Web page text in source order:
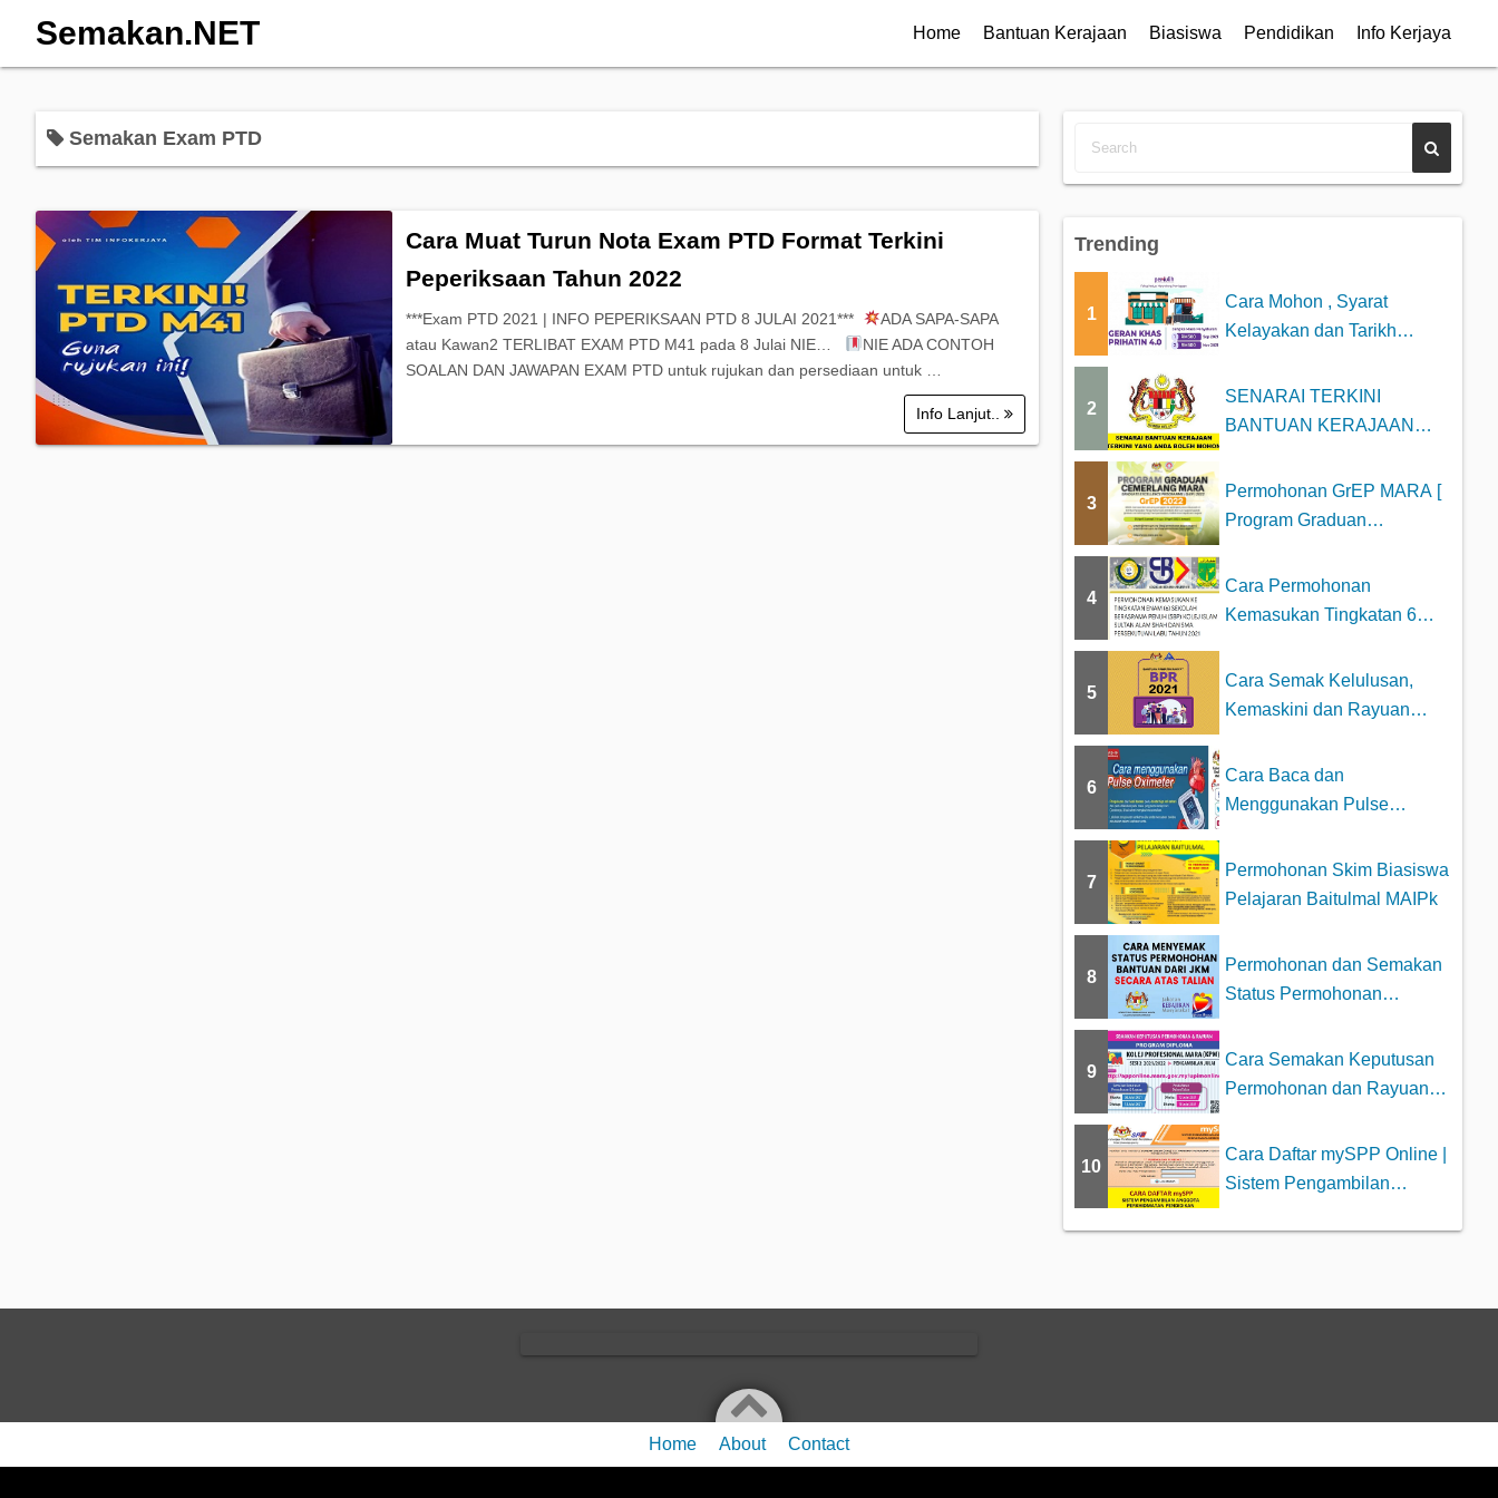
Semakan.NET Home Bantuan Kerajaan Biasiswa Pendidikan Info Kerjaya
Semakan Exam PTD
Cara Muat Turun Nota Exam PTD Format Terkini
Peperiksaan Tahun 2022
***Exam PTD 2021 | INFO PEPERIKSAAN PTD 8 JULAI 2021***
ADA SAPA-SAPA
atau Kawan2 TERLIBAT EXAM PTD M41 pada 8 Julai NIE…
NIE ADA CONTOH
SOALAN DAN JAWAPAN EXAM PTD untuk rujukan dan persediaan untuk …
Info Lanjut..
Trending
1
Cara Mohon , Syarat
Kelayakan dan Tarikh
2
SENARAI TERKINI
BANTUAN KERAJAAN
MOHON
3
Permohonan GrEP MARA [
Program Graduan
4
Cara Permohonan
Kemasukan Tingkatan 6
Penuh...
5
Cara Semak Kelulusan,
Kemaskini dan Rayuan
6
Cara Baca dan
Menggunakan Pulse
7
Permohonan Skim Biasiswa
Pelajaran Baitulmal MAIPk
8
Permohonan dan Semakan
Status Permohonan
9
Cara Semakan Keputusan
Permohonan dan Rayuan
10
Cara Daftar mySPP Online |
Sistem Pengambilan
Home About Contact